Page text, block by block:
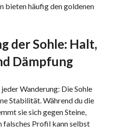
bieten häufig den goldenen
der Sohle: Halt,
Dämpfung
Wanderung: Die Sohle
Stabilität. Während du die
sie sich gegen Steine,
falsches Profil kann selbst